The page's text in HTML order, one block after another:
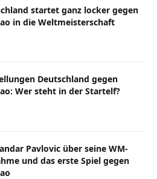
startet ganz locker gegen
in die Weltmeisterschaft
Deutschland gegen
Wer steht in der Startelf?
Pavlovic über seine WM-
und das erste Spiel gegen